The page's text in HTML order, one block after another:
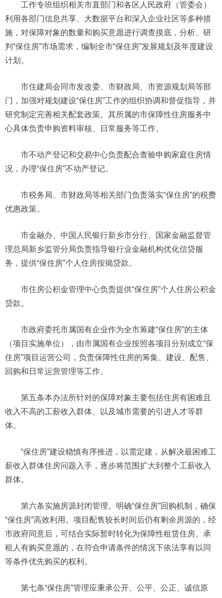
工作专班组织相关市直部门和各区人民政府（管委会）
利用各部门信息共享、大数据平台和深入企业社区等多种措
施，对保障对象的数量和购买意愿进行调查摸底，分析、研
判“保住房”市场需求，编制全市“保住房”发展规划及年度建设
计划。
市住建局会同市发改委、市财政局、市资源规划局等部
门，加强对规划建设“保住房”工作的组织协调和督促指导，并
研究制定完善相关配套政策。其所属的市保障性住房服务中
心具体负责申购资料审核、日常服务等工作。
市不动产登记和交易中心负责配合查验申购家庭住房情
况，办理“保住房”不动产登记。
市税务局、市财政局等相关部门负责落实“保住房”的税费
优惠政策。
市金融办、中国人民银行新乡市分行、国家金融监督管
理总局新乡监管分局负责指导银行业金融机构优化信贷服
务，提供“保住房”个人住房按揭贷款。
市住房公积金管理中心负责提供“保住房”个人住房公积金
贷款。
市政府委托市属国有企业作为全市筹建“保住房”的主体
（项目实施单位），由市属国有企业按照各项目分别成立“保
住房”项目运营公司，负责保障性住房的筹集、建设、配售、
回购和日常运营管理等工作。
第五条本办法所针对的保障对象主要包括住房有困难且
收入不高的工薪收入群体、以及城市需要的引进人才等群
体。
“保住房”建设稳慎有序推进，以需定建，从解决最困难工
薪收入群体住房问题入手，逐步将范围扩大到整个工薪收入
群体。
第六条实施房源封闭管理。明确“保住房”回购机制，确保
“保住房”高效利用。项目配售较长时间后仍有剩余房源的，经
市政府同意后，可结合实际暂时转化为保障性租赁住房。承
租人有购买意愿的，在符合申请条件的情况下依法享有以同
等条件优先购买的权利。
第七条“保住房”管理应秉承公开、公平、公正、诚信原